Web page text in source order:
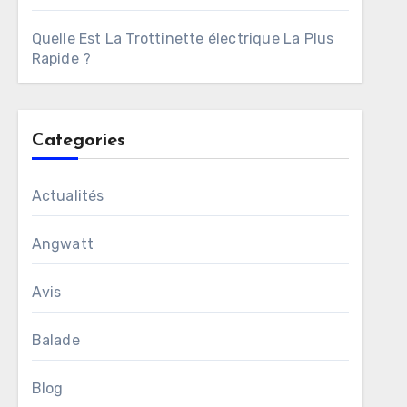
Quelle Est La Trottinette électrique La Plus
Rapide ?
Categories
Actualités
Angwatt
Avis
Balade
Blog